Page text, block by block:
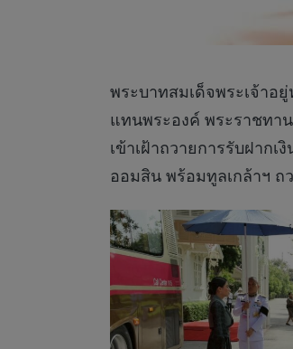
พระบาทสมเด็จพระเจ้าอ
แทนพระองค์ พระราชทา
เข้าเฝ้าถวายการรับฝาก
ออมสิน พร้อมทูลเกล้าฯ ถ